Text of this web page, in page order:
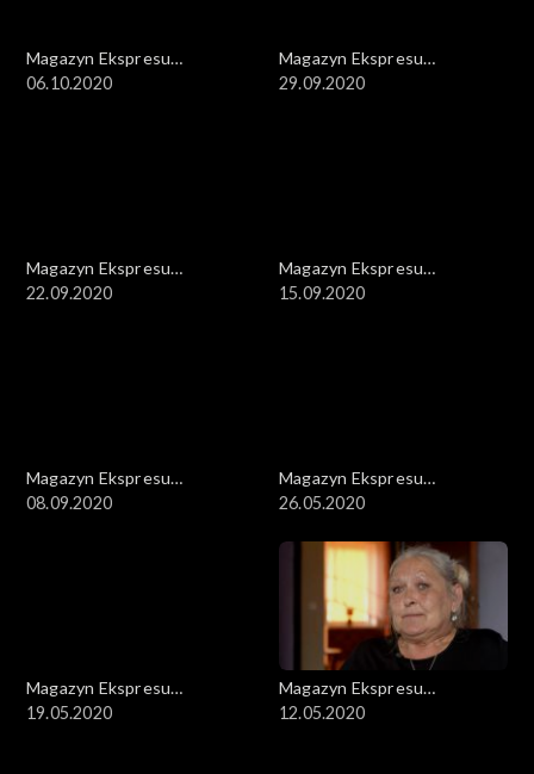
Magazyn Ekspresu
Reporterów
06.10.2020
Magazyn Ekspresu
Reporterów
29.09.2020
Magazyn Ekspresu
Reporterów
22.09.2020
Magazyn Ekspresu
Reporterów
15.09.2020
Magazyn Ekspresu
Reporterów
08.09.2020
Magazyn Ekspresu
Reporterów
26.05.2020
Magazyn Ekspresu
Reporterów
19.05.2020
Magazyn Ekspresu
Reporterów
12.05.2020